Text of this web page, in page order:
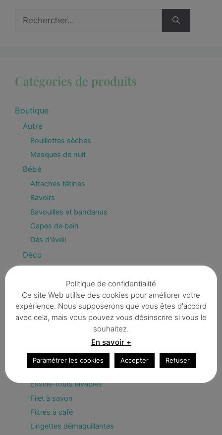
Catégories de produits
Boutique
Autre
Bouillottes sèches
Masques de nuit
Bébé
Attaches tétines
Bavoirs
Bavouilles et bandanas
Capes de bain
Dés d'éveil
Déco
Divers
Trousses
Couvercles écologiques
Eponges
Essuie-touts lavables
Filet à savon
Filtres à café
Lingettes démaquillantes
Politique de confidentialité
Ce site Web utilise des cookies pour améliorer votre
expérience. Nous supposerons que vous êtes d'accord
avec cela, mais vous pouvez vous désinscrire si vous le
souhaitez.
En savoir +
Paramétrer les cookies Accepter Refuser